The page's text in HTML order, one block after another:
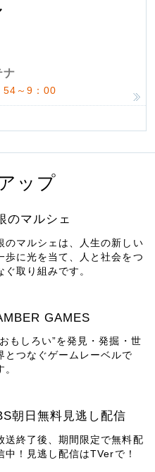
ナ
54～9：00
ップ
のマルシェ
のマルシェは、人生の新しい
歩に光を当て、人と社会をつ
ぐ取り組みです。
GAMES
もしろい”を発見・発掘・世
とつなぐゲームレーベルで
。
朝日無料見逃し配信
送終了後、期間限定で無料配
中！見逃し配信はTVerで！